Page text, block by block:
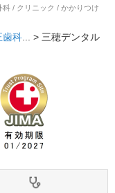
/ クリニック / かかりつけ
歯科... > 三穂デンタル